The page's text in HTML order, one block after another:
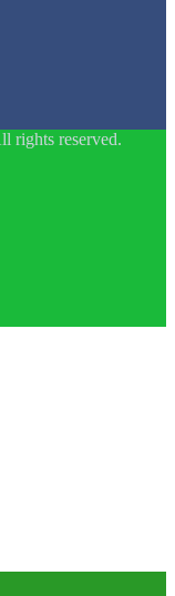
rights reserved.